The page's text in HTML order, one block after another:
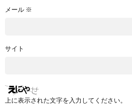
メール ※
サイト
上に表示された文字を入力してください。